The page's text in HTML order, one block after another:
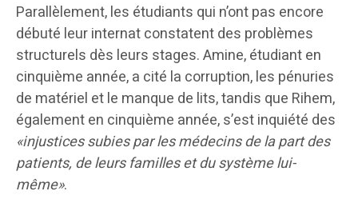
Parallèlement, les étudiants qui n’ont pas encore
débuté leur internat constatent des problèmes
structurels dès leurs stages. Amine, étudiant en
cinquième année, a cité la corruption, les pénuries
de matériel et le manque de lits, tandis que Rihem,
également en cinquième année, s’est inquiété des
«injustices subies par les médecins de la part des
patients, de leurs familles et du système lui-
même».